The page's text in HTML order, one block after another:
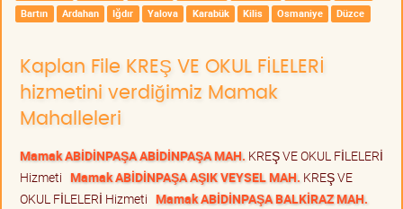
Bartın
Ardahan Iğdır Yalova Karabük Kilis Osmaniye Düzce
Kaplan File KREŞ VE OKUL FİLELERİ
hizmetini verdiğimiz Mamak
Mahalleleri
Mamak ABİDİNPAŞA ABİDİNPAŞA MAH. KREŞ VE OKUL FİLELERİ
Hizmeti Mamak ABİDİNPAŞA AŞIK VEYSEL MAH. KREŞ VE
OKUL FİLELERİ Hizmeti Mamak ABİDİNPAŞA BALKİRAZ MAH.